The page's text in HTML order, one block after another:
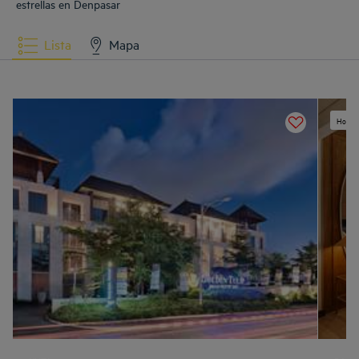
estrellas en Denpasar
Lista Mapa
Hotel